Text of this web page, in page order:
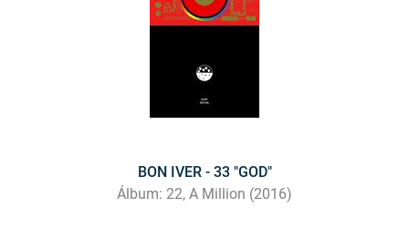
BON IVER - 33 "GOD"
Álbum: 22, A Million (2016)